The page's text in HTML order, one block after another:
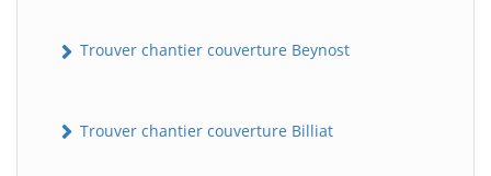
Trouver chantier couverture Beynost
Trouver chantier couverture Billiat